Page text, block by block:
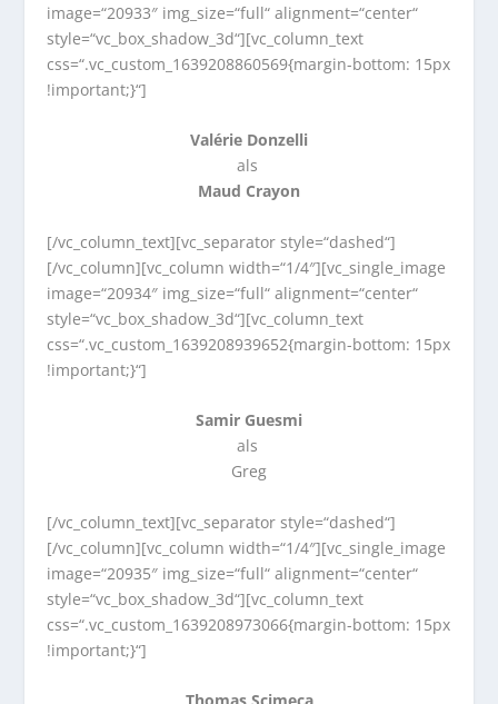
image=“20933″ img_size=“full“ alignment=“center“
style=“vc_box_shadow_3d“][vc_column_text
css=“.vc_custom_1639208860569{margin-bottom: 15px
!important;}“]
Valérie Donzelli
als
Maud Crayon
[/vc_column_text][vc_separator style=“dashed“]
[/vc_column][vc_column width=“1/4″][vc_single_image
image=“20934″ img_size=“full“ alignment=“center“
style=“vc_box_shadow_3d“][vc_column_text
css=“.vc_custom_1639208939652{margin-bottom: 15px
!important;}“]
Samir Guesmi
als
Greg
[/vc_column_text][vc_separator style=“dashed“]
[/vc_column][vc_column width=“1/4″][vc_single_image
image=“20935″ img_size=“full“ alignment=“center“
style=“vc_box_shadow_3d“][vc_column_text
css=“.vc_custom_1639208973066{margin-bottom: 15px
!important;}“]